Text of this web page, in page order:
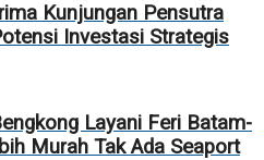
Kunjungan Pensutra
Investasi Strategis
Layani Feri Batam-
Murah Tak Ada Seaport